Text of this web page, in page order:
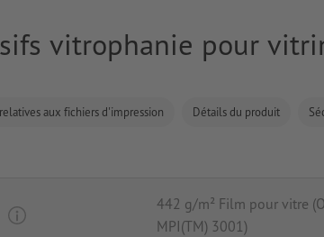
vitrophanie pour
aux fichiers d'impression Détails du produit
442 g/m² Film pour vitre
MPI(TM) 3001)